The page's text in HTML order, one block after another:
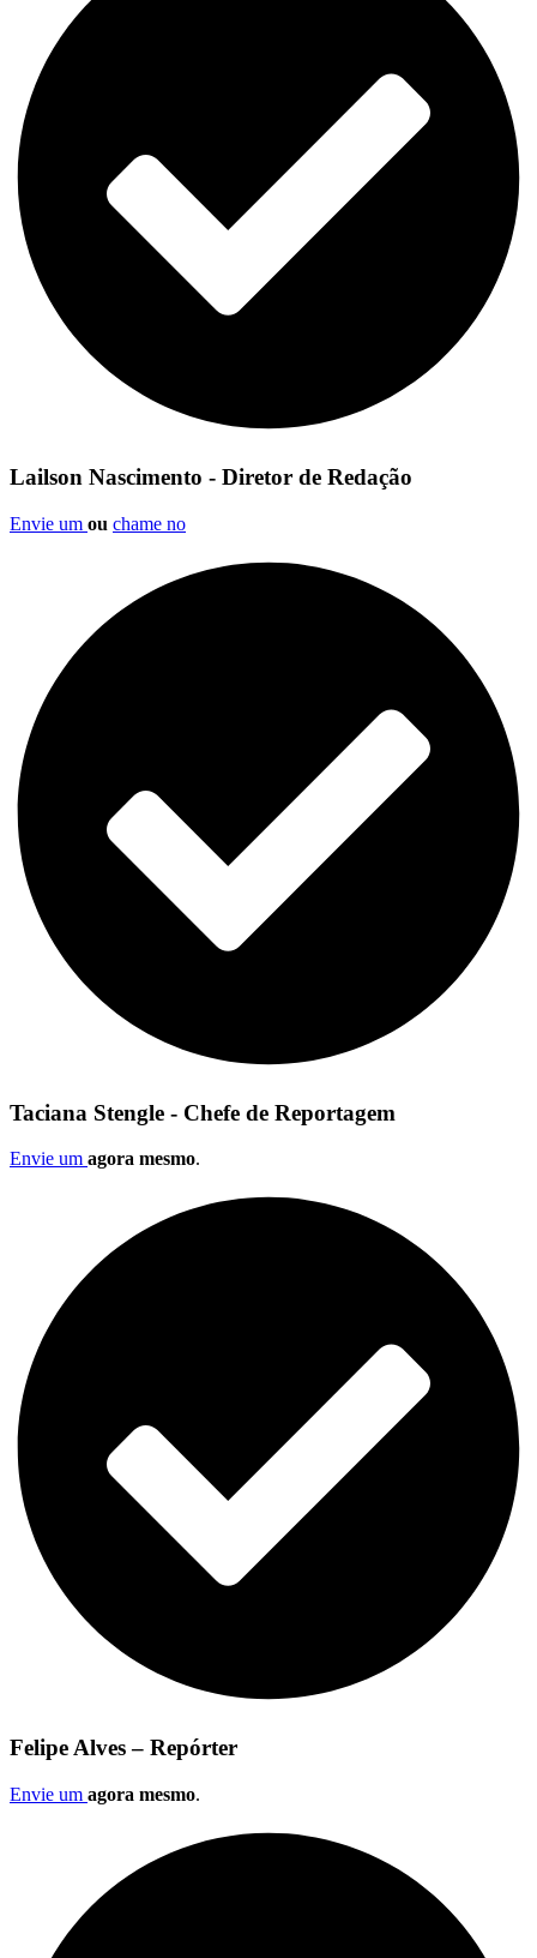
Lailson Nascimento - Diretor de Redação
Envie um ou chame no
Taciana Stengle - Chefe de Reportagem
Envie um agora mesmo.
Felipe Alves – Repórter
Envie um agora mesmo.